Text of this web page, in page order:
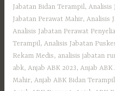
ABK Terbaru, Anjab Adalah,
pelatihan analisis jabatan,
Pelatihan Anjab,pelatihan anjab
Fungsional,SK Analisis Jabatan,
Leave a comment